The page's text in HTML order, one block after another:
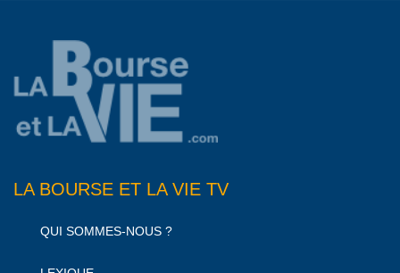
LA BOURSE ET LA VIE TV
QUI SOMMES-NOUS ?